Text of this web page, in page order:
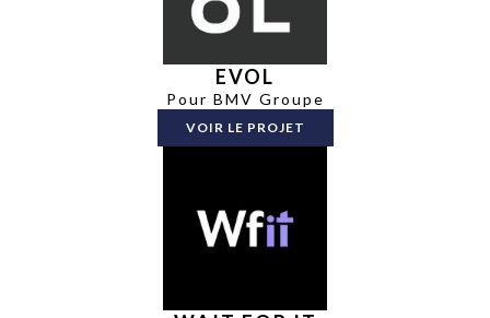
EVOL
Pour BMV Groupe
VOIR LE PROJET